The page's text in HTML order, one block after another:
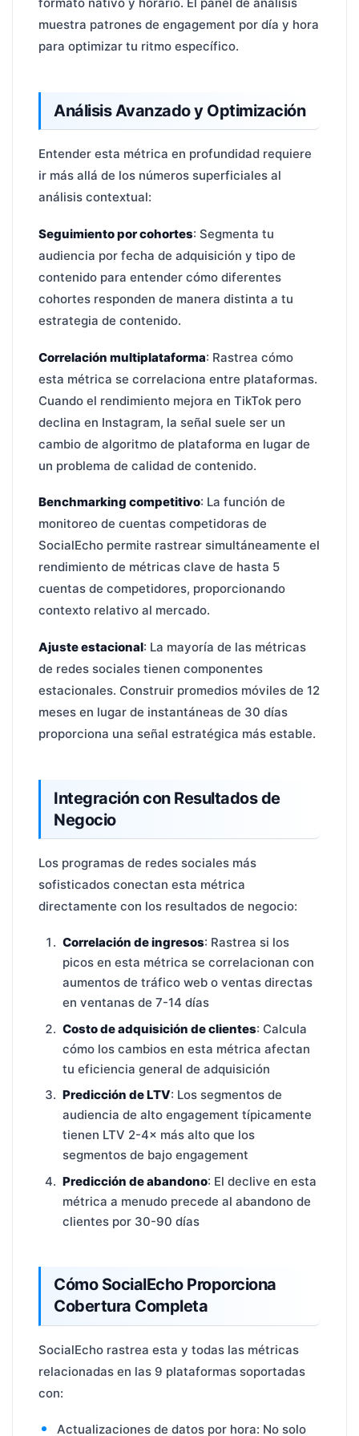
muestra patrones de engagement por día y hora
para optimizar tu ritmo específico.
Análisis Avanzado y Optimización
Entender esta métrica en profundidad requiere
ir más allá de los números superficiales al
análisis contextual:
Seguimiento por cohortes: Segmenta tu
audiencia por fecha de adquisición y tipo de
contenido para entender cómo diferentes
cohortes responden de manera distinta a tu
estrategia de contenido.
Correlación multiplataforma: Rastrea cómo
esta métrica se correlaciona entre plataformas.
Cuando el rendimiento mejora en TikTok pero
declina en Instagram, la señal suele ser un
cambio de algoritmo de plataforma en lugar de
un problema de calidad de contenido.
Benchmarking competitivo: La función de
monitoreo de cuentas competidoras de
SocialEcho permite rastrear simultáneamente el
rendimiento de métricas clave de hasta 5
cuentas de competidores, proporcionando
contexto relativo al mercado.
Ajuste estacional: La mayoría de las métricas
de redes sociales tienen componentes
estacionales. Construir promedios móviles de 12
meses en lugar de instantáneas de 30 días
proporciona una señal estratégica más estable.
Integración con Resultados de
Negocio
Los programas de redes sociales más
sofisticados conectan esta métrica
directamente con los resultados de negocio:
Correlación de ingresos: Rastrea si los
picos en esta métrica se correlacionan con
aumentos de tráfico web o ventas directas
en ventanas de 7-14 días
Costo de adquisición de clientes: Calcula
cómo los cambios en esta métrica afectan
tu eficiencia general de adquisición
Predicción de LTV: Los segmentos de
audiencia de alto engagement típicamente
tienen LTV 2-4× más alto que los
segmentos de bajo engagement
Predicción de abandono: El declive en esta
métrica a menudo precede al abandono de
clientes por 30-90 días
Cómo SocialEcho Proporciona
Cobertura Completa
SocialEcho rastrea esta y todas las métricas
relacionadas en las 9 plataformas soportadas
con:
Actualizaciones de datos por hora: No solo